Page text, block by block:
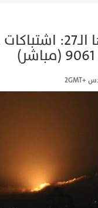
الحرب على غزة في